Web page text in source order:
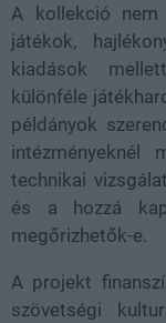
A kollekció nem
játékok,
kiadások
különféle
példányok
intézményeknél
technikai
és a hozzá
megőrizhetők-e.
A projekt
szövetségi